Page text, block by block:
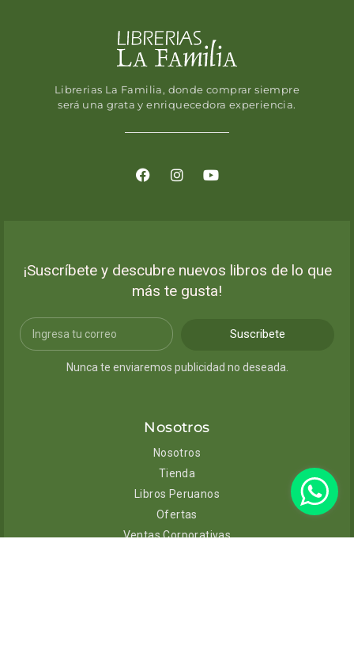
Librerias La Familia, donde comprar siempre
será una grata y enriquecedora experiencia.
¡Suscríbete y descubre nuevos libros de lo que
más te gusta!
Suscribete
Nunca te enviaremos publicidad no deseada.
Nosotros
Nosotros
Tienda
Libros Peruanos
Ofertas
Ventas Corporativas